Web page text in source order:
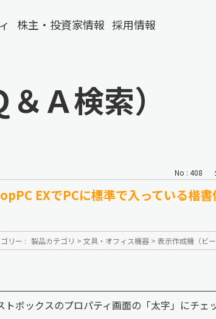
株主・投資家情報 採用情報
Ａ検索）
No : 408
EXでPCに標準で入っている楷
リー : 製品カテゴリ > 文具・オフィス機器 > 表示作成機（ビー
トボックスのプロパティ画面の「太字」にチェ